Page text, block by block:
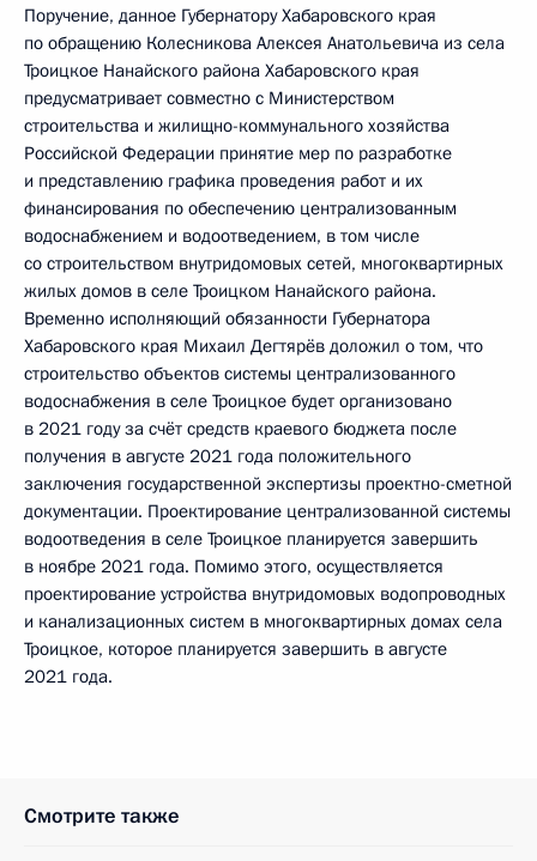
Поручение, данное Губернатору Хабаровского края
по обращению Колесникова Алексея Анатольевича из села
Троицкое Нанайского района Хабаровского края
предусматривает совместно с Министерством
строительства и жилищно-коммунального хозяйства
Российской Федерации принятие мер по разработке
и представлению графика проведения работ и их
финансирования по обеспечению централизованным
водоснабжением и водоотведением, в том числе
со строительством внутридомовых сетей, многоквартирных
жилых домов в селе Троицком Нанайского района.
Временно исполняющий обязанности Губернатора
Хабаровского края Михаил Дегтярёв доложил о том, что
строительство объектов системы централизованного
водоснабжения в селе Троицкое будет организовано
в 2021 году за счёт средств краевого бюджета после
получения в августе 2021 года положительного
заключения государственной экспертизы проектно-сметной
документации. Проектирование централизованной системы
водоотведения в селе Троицкое планируется завершить
в ноябре 2021 года. Помимо этого, осуществляется
проектирование устройства внутридомовых водопроводных
и канализационных систем в многоквартирных домах села
Троицкое, которое планируется завершить в августе
2021 года.
Смотрите также